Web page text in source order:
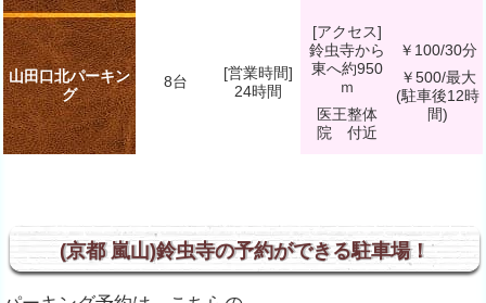
山田口北パーキン
グ
8台
[営業時間]
24時間
[アクセス]
鈴虫寺から
東へ約950
ｍ
医王整体
院 付近
￥100/30分
￥500/最大
(駐車後12時
間)
(京都 嵐山)鈴虫寺の予約ができる駐車場！